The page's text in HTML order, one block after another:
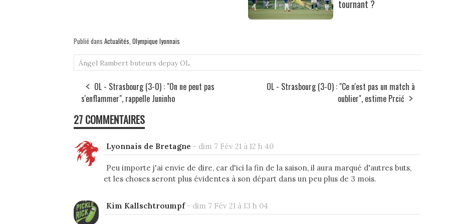
tournant ?
Publié dans Actualités Olympique lyonnais
Ángel Rambert buteurs depay OL
OL - Strasbourg (3-0) : "On ne peut pas
s'enflammer", rappelle Juninho
OL - Strasbourg (3-0) : "Ce n'est pas un match à
oublier", estime Prcić
27 COMMENTAIRES
Lyonnais de Bretagne - dim 7 Fév 21 à 12 h 40
Peu importe j'ai envie de dire, car d'ici la fin de la saison, il aura marqué d'autres buts,
et les choses seront plus évidentes à son départ dans un peu plus de 3 mois.
Kim Kallschtroumpf- dim 7 Fév 21 à 13 h 04